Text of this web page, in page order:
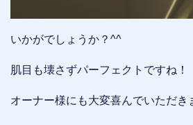
いかがでしょうか？^^
肌目も壊さずパーフェクトですね！
オーナー様にも大変喜んでいただき